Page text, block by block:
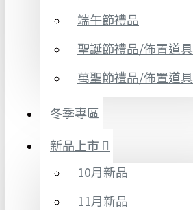
端午節禮品
聖誕節禮品/佈置道具
萬聖節禮品/佈置道具
冬季專區
新品上市
10月新品
11月新品